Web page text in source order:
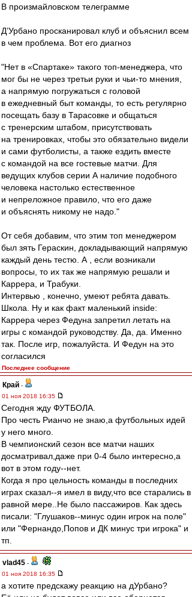
В произмайловском телеграмме
Д’Урбано просканировал клуб и объяснил всем
в чем проблема. Вот его диагноз
"Нет в «Спартаке» такого топ-менеджера, что
мог бы не через третьи руки и чьи-то мнения,
а напрямую погружаться с головой
в ежедневный быт команды, то есть регулярно
посещать базу в Тарасовке и общаться
с тренерским штабом, присутствовать
на тренировках, чтобы это обязательно видели
и сами футболисты, а также ездить вместе
с командой на все гостевые матчи. Для
ведущих клубов серии А наличие подобного
человека настолько естественное
и непреложное правило, что его даже
и объяснять никому не надо."
От себя добавим, что этим топ менеджером
был зять Гераскин, докладывающий напрямую
каждый день тестю. А , если возникали
вопросы, то их так же напрямую решали и
Каррера, и Трабуки.
Интервью , конечно, умеют ребята давать.
Школа. Ну и как факт маленький inside:
Каррера через Федуна запретил летать на
игры с командой руководству. Да, да. Именно
так. После игр, пожалуйста. И Федун на это
согласился
Последнее сообщение
Край -
01 ноя 2018 16:35
Сегодня жду ФУТБОЛА.
Про честь Рианчо не знаю,а футбольных идей
у него много.
В чемпионский сезон все матчи наших
досматривал,даже при 0-4 было интересно,а
вот в этом году--нет.
Когда я про цельность команды в последних
играх сказал--я имел в виду,что все старались в
равной мере..Не было пассажиров. Как здесь
писали: "Глушаков--минус один игрок на поле"
или "Фернандо,Попов и ДК минус три игрока" и
тп.
vlad45 -
01 ноя 2018 16:35
а хотите предскажу реакцию на дУрбано?